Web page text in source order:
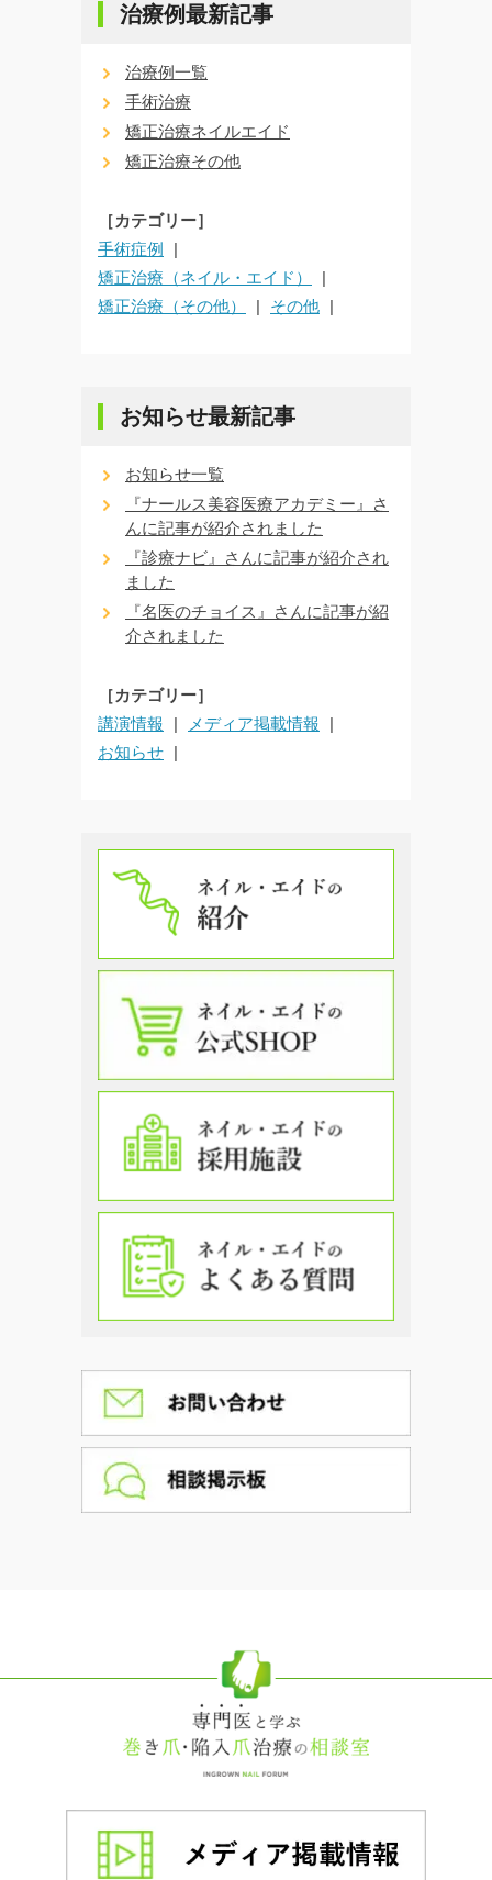
治療例最新記事
治療例一覧
手術治療
矯正治療ネイルエイド
矯正治療その他
［カテゴリー］
手術症例
矯正治療（ネイル・エイド）
矯正治療（その他）
その他
お知らせ最新記事
お知らせ一覧
『ナールス美容医療アカデミー』さ
んに記事が紹介されました
『診療ナビ』さんに記事が紹介され
ました
『名医のチョイス』さんに記事が紹
介されました
［カテゴリー］
講演情報
メディア掲載情報
お知らせ